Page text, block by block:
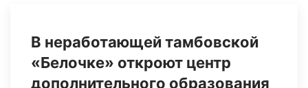
В неработающей тамбовской
«Белочке» откроют центр
дополнительного образования